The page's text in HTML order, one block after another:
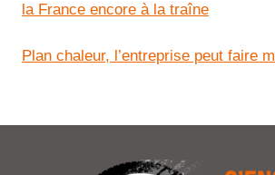
la France encore à la traîne
Plan chaleur, l’entreprise peut faire